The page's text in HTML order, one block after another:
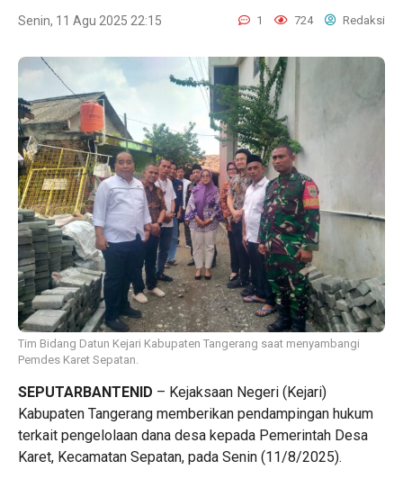
Senin, 11 Agu 2025 22:15 1 724 Redaksi
Tim Bidang Datun Kejari Kabupaten Tangerang saat menyambangi
Pemdes Karet Sepatan.
SEPUTARBANTENID – Kejaksaan Negeri (Kejari)
Kabupaten Tangerang memberikan pendampingan hukum
terkait pengelolaan dana desa kepada Pemerintah Desa
Karet, Kecamatan Sepatan, pada Senin (11/8/2025).